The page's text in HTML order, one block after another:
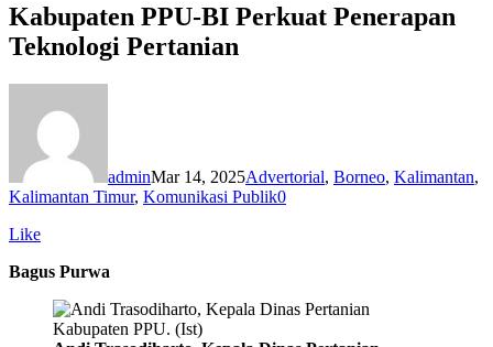
Kabupaten PPU-BI Perkuat Penerapan
Teknologi Pertanian
adminMar 14, 2025Advertorial, Borneo, Kalimantan,
Kalimantan Timur, Komunikasi Publik0
Like
Bagus Purwa